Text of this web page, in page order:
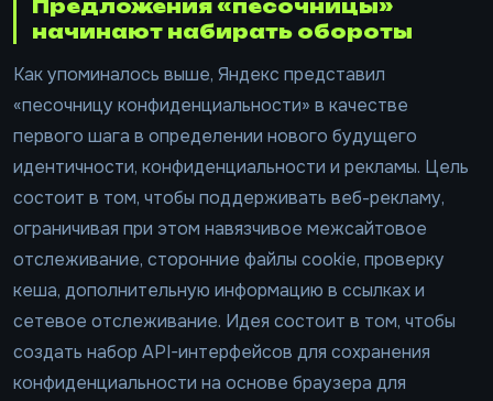
Предложения «песочницы»
начинают набирать обороты
Как упоминалось выше, Яндекс представил
«песочницу конфиденциальности» в качестве
первого шага в определении нового будущего
идентичности, конфиденциальности и рекламы. Цель
состоит в том, чтобы поддерживать веб-рекламу,
ограничивая при этом навязчивое межсайтовое
отслеживание, сторонние файлы cookie, проверку
кеша, дополнительную информацию в ссылках и
сетевое отслеживание. Идея состоит в том, чтобы
создать набор API-интерфейсов для сохранения
конфиденциальности на основе браузера для